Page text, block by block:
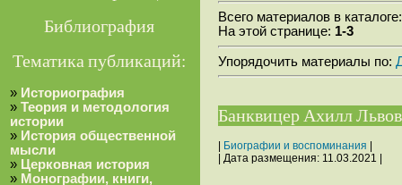
Библиография
Тематика публикаций:
» Историография
» Теория и методология
истории
» История общественной
мысли
» Церковная история
» Монографии, книги,
Всего материалов в
На этой странице: 1-3
Упорядочить материалы по:
Банквицер Ахилл
| Биографии и воспоминания |
| Дата размещения: 11.03.2021 |